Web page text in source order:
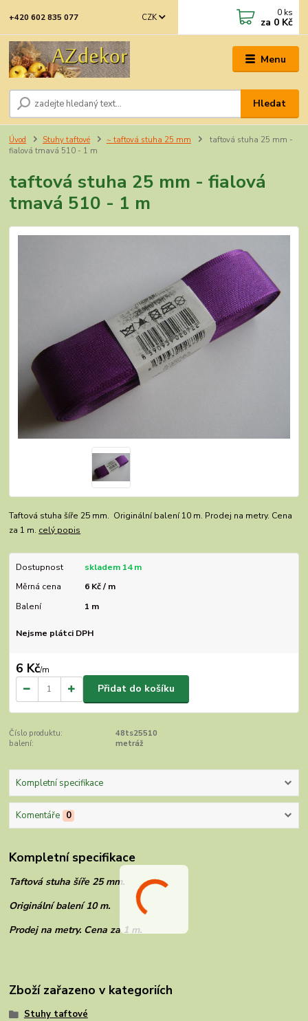
Menu
CZK
Hledat
+420 602 835 077 0 ks
za 0 Kč
Úvod Stuhy taftové ~ taftová stuha 25 mm
taftová stuha 25 mm -
fialová tmavá 510 - 1 m
taftová stuha 25 mm - fialová
tmavá 510 - 1 m
Taftová stuha šíře 25 mm. Originální balení 10 m. Prodej na metry. Cena
za 1 m. celý popis
Dostupnost
skladem 14 m
Měrná cena
6 Kč / m
Balení
1 m
Nejsme plátci DPH
6 Kč/m
Přidat do košíku
Číslo produktu:
48ts25510
balení:
metráž
Kompletní specifikace
Komentáře 0
Kompletní specifikace
Taftová stuha šíře 25 mm.
Originální balení 10 m.
Prodej na metry. Cena za 1 m.
Zboží zařazeno v kategoriích
Stuhy taftové